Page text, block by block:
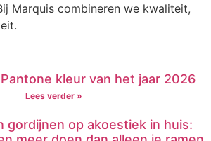
Marquis combineren we kwaliteit,
kleur van het jaar 2026
Lees verder »
gordijnen op akoestiek in huis: